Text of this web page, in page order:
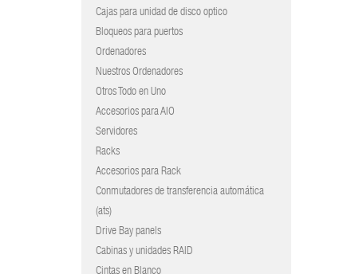
Cajas para unidad de disco optico
Bloqueos para puertos
Ordenadores
Nuestros Ordenadores
Otros Todo en Uno
Accesorios para AIO
Servidores
Racks
Accesorios para Rack
Conmutadores de transferencia automática
(ats)
Drive Bay panels
Cabinas y unidades RAID
Cintas en Blanco